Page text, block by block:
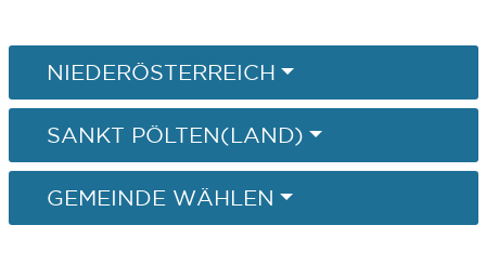
NIEDERÖSTERREICH
SANKT PÖLTEN(LAND)
GEMEINDE WÄHLEN